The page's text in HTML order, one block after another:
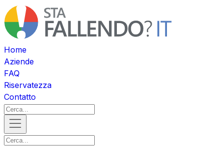
Home
Aziende
FAQ
Riservatezza
Contatto